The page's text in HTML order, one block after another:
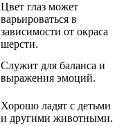
Цвет глаз может
варьироваться в
зависимости от окраса
шерсти.
Служит для баланса и
выражения эмоций.
Хорошо ладят с детьми
и другими животными.